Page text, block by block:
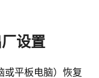
设置
或平板电脑）恢复